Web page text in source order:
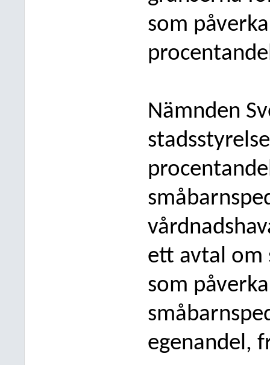
som
Nämnden
stadsstyre
ett avtal om
som
egenandel,